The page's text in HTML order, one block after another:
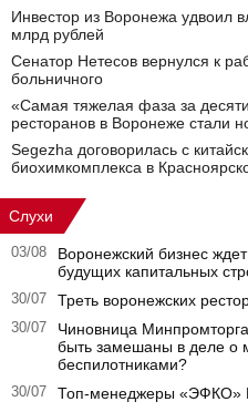
Инвестор из Воронежа удвоил
млрд рублей
Сенатор Нетесов вернулся к
больничного
«Самая тяжелая фаза за
ресторанов в Воронеже стали
Segezha договорилась с
биохимкомплекса в
Слухи
03/08
Воронежский бизнес
будущих капитальных
30/07 Треть воронежских
30/07
Чиновница
быть замешаны в деле о
беспилотниками?
30/07 Топ-менеджеры «ЭФКО»